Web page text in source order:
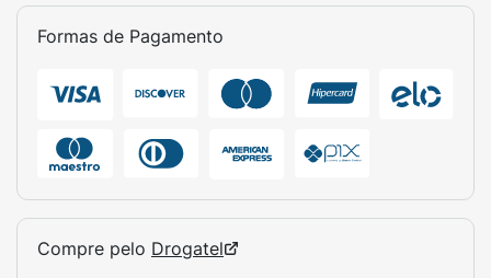
Formas de Pagamento
Compre pelo Drogatel